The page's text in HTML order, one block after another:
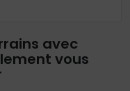
avec
vous